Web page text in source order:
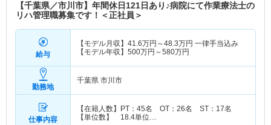
【千葉県／市川市】年間休日121日あり♪病院にて作業療法士の
リハ管理職募集です！＜正社員＞
給与
【モデル月収】 41.6万円～48.3万円 一律手当込み
【モデル年収】 500万円～580万円
勤務地
千葉県 市川市
仕事内容
【在籍人数】PT：45名 OT：26名 ST：17名
【単位数】 18.4単位…